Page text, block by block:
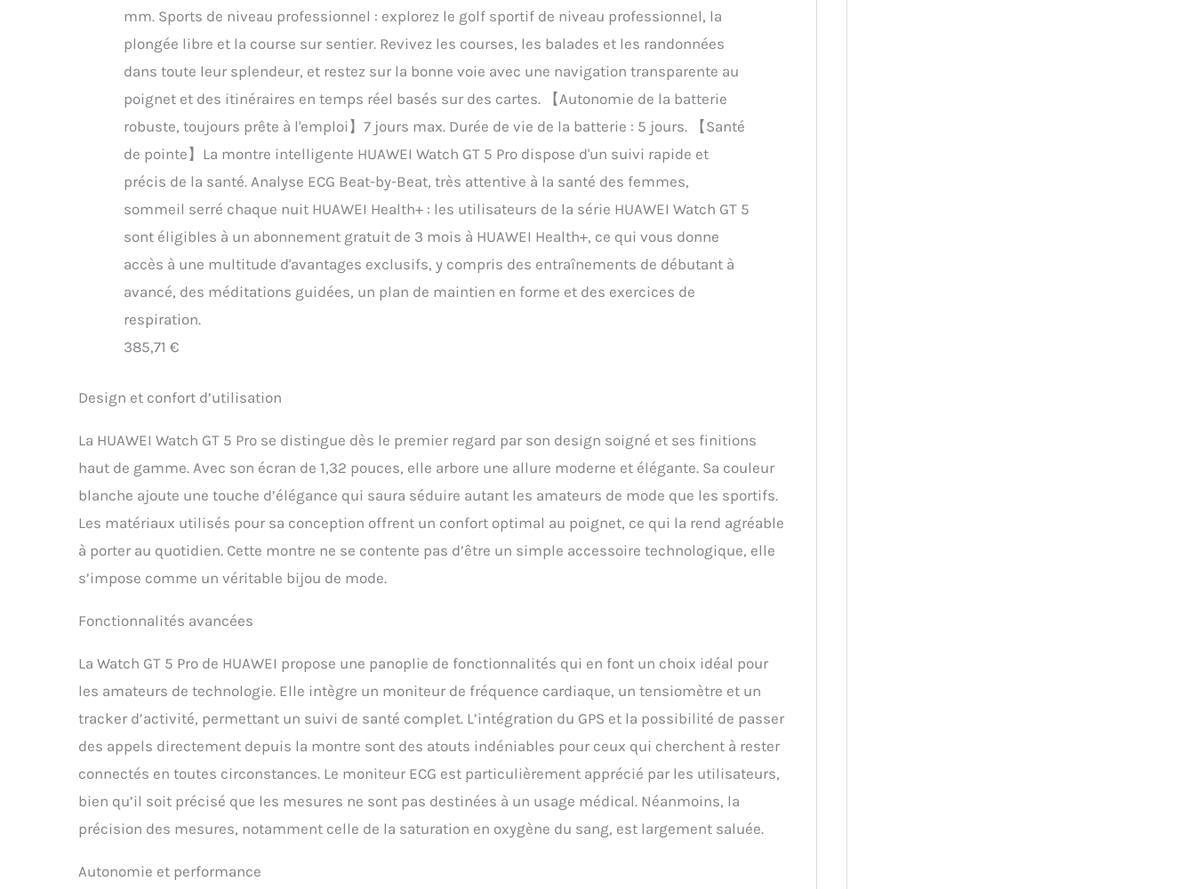
mm. Sports de niveau professionnel : explorez le golf sportif de niveau professionnel, la
plongée libre et la course sur sentier. Revivez les courses, les balades et les randonnées
dans toute leur splendeur, et restez sur la bonne voie avec une navigation transparente au
poignet et des itinéraires en temps réel basés sur des cartes. 【Autonomie de la batterie
robuste, toujours prête à l'emploi】7 jours max. Durée de vie de la batterie : 5 jours. 【Santé
de pointe】La montre intelligente HUAWEI Watch GT 5 Pro dispose d'un suivi rapide et
précis de la santé. Analyse ECG Beat-by-Beat, très attentive à la santé des femmes,
sommeil serré chaque nuit HUAWEI Health+ : les utilisateurs de la série HUAWEI Watch GT 5
sont éligibles à un abonnement gratuit de 3 mois à HUAWEI Health+, ce qui vous donne
accès à une multitude d'avantages exclusifs, y compris des entraînements de débutant à
avancé, des méditations guidées, un plan de maintien en forme et des exercices de
respiration.
385,71 €
Design et confort d’utilisation
La HUAWEI Watch GT 5 Pro se distingue dès le premier regard par son design soigné et ses finitions
haut de gamme. Avec son écran de 1,32 pouces, elle arbore une allure moderne et élégante. Sa couleur
blanche ajoute une touche d’élégance qui saura séduire autant les amateurs de mode que les sportifs.
Les matériaux utilisés pour sa conception offrent un confort optimal au poignet, ce qui la rend agréable
à porter au quotidien. Cette montre ne se contente pas d’être un simple accessoire technologique, elle
s’impose comme un véritable bijou de mode.
Fonctionnalités avancées
La Watch GT 5 Pro de HUAWEI propose une panoplie de fonctionnalités qui en font un choix idéal pour
les amateurs de technologie. Elle intègre un moniteur de fréquence cardiaque, un tensiomètre et un
tracker d’activité, permettant un suivi de santé complet. L’intégration du GPS et la possibilité de passer
des appels directement depuis la montre sont des atouts indéniables pour ceux qui cherchent à rester
connectés en toutes circonstances. Le moniteur ECG est particulièrement apprécié par les utilisateurs,
bien qu’il soit précisé que les mesures ne sont pas destinées à un usage médical. Néanmoins, la
précision des mesures, notamment celle de la saturation en oxygène du sang, est largement saluée.
Autonomie et performance